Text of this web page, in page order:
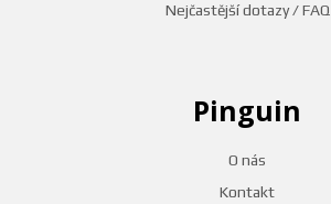
Nejčastější dotazy / FAQ
Pinguin
O nás
Kontakt